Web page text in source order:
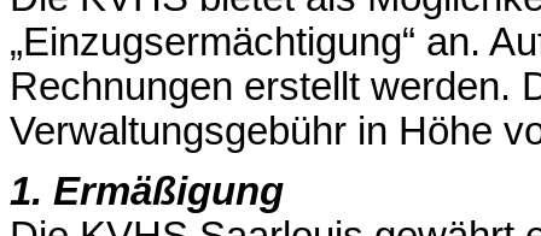
„Einzugsermächtigung“ an.
Rechnungen erstellt werden.
Verwaltungsgebühr in Höhe
1. Ermäßigung